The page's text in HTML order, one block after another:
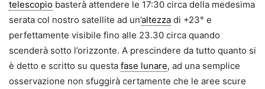
telescopio basterà attendere le 17:30 circa della medesima
serata col nostro satellite ad un’altezza di +23° e
perfettamente visibile fino alle 23.30 circa quando
scenderà sotto l’orizzonte. A prescindere da tutto quanto si
è detto e scritto su questa fase lunare, ad una semplice
osservazione non sfuggirà certamente che le aree scure